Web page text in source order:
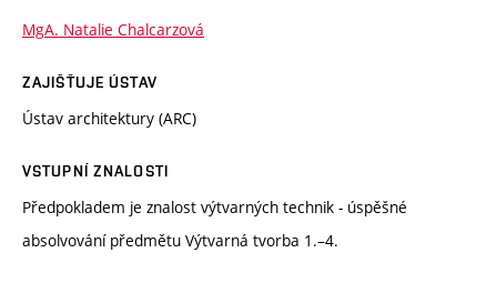
MgA. Natalie Chalcarzová
ZAJIŠŤUJE ÚSTAV
Ústav architektury (ARC)
VSTUPNÍ ZNALOSTI
Předpokladem je znalost výtvarných technik - úspěšné
absolvování předmětu Výtvarná tvorba 1.–4.